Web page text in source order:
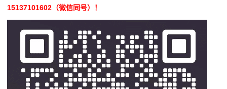
15137101602（微信同号）！